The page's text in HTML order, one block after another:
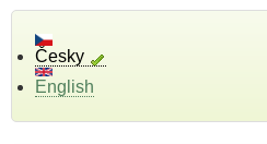
Česky
English